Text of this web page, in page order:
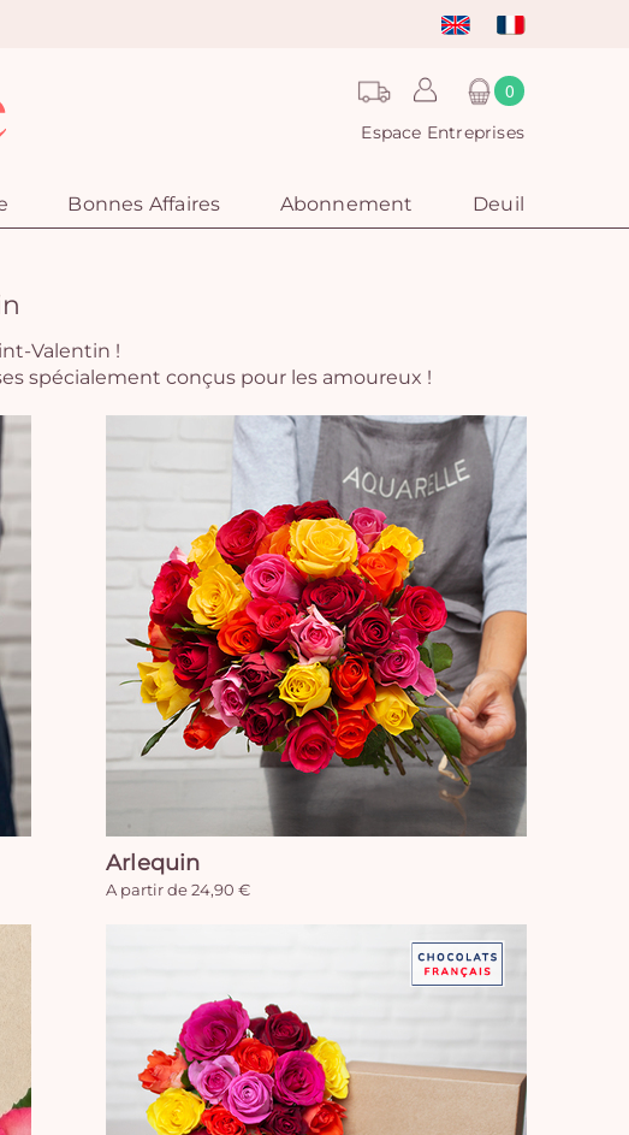
0
Espace Entreprises
Bonnes Affaires Abonnement Deuil
Valentin !
spécialement conçus pour les amoureux !
Arlequin
A partir de 24,90 €